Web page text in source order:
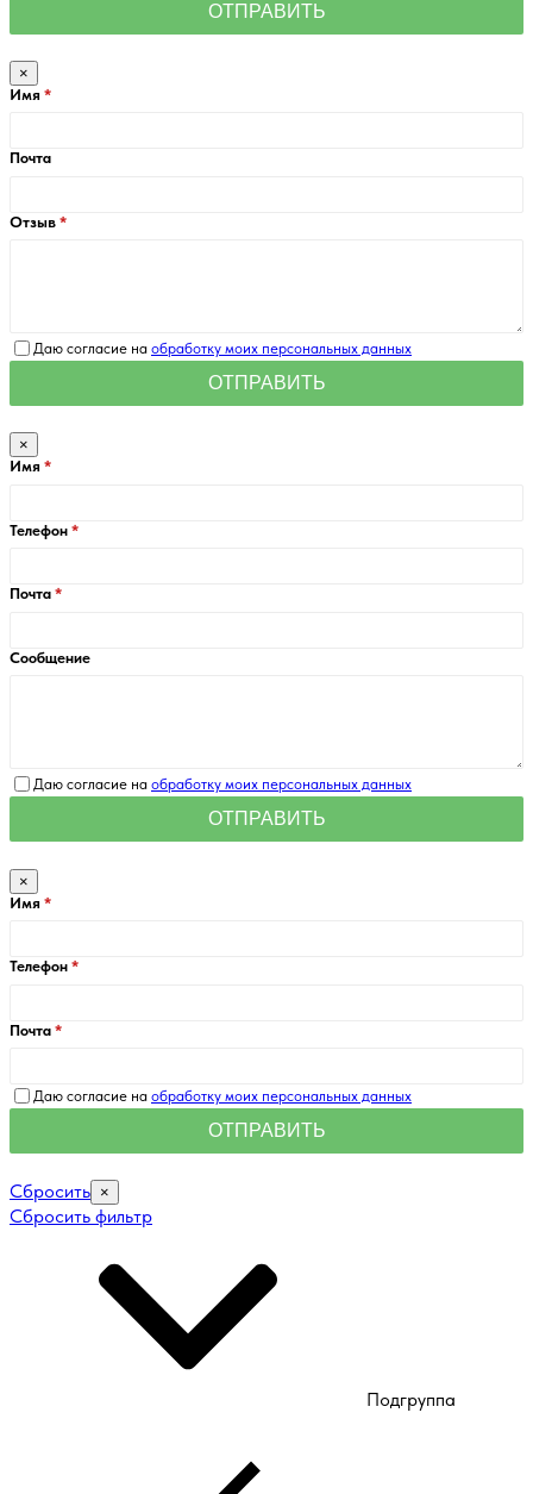
×
Имя
Почта
Отзыв
Даю согласие на обработку моих персональных данных
×
Имя
Телефон
Почта
Сообщение
Даю согласие на обработку моих персональных данных
×
Имя
Телефон
Почта
Даю согласие на обработку моих персональных данных
Сбросить ×
Сбросить фильтр
Подгруппа